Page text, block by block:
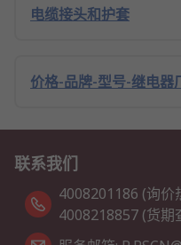
电缆接头和护套
价格-品牌-型号-继电器
联系我们
4008201186 (询价
4008218857 (货期